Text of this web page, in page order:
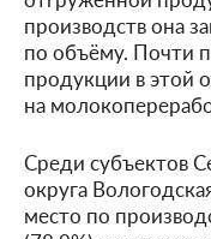
производств она
по объёму. Почти
продукции в этой
на
Среди субъектов
округа
место по